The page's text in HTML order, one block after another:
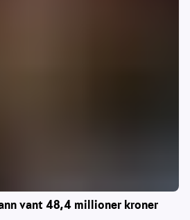
vant 48,4 millioner kroner